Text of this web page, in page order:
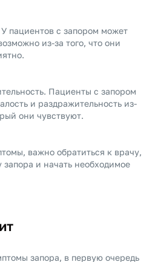
пациентов с запором может
из-за того, что они
Пациенты с запором
и раздражительность из-
они чувствуют.
важно обратиться к врачу,
и начать необходимое
запора, в первую очередь